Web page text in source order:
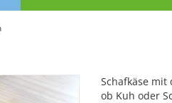
Schafkäse mit
ob Kuh oder